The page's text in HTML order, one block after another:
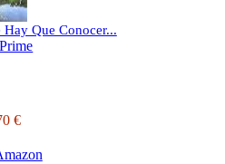
Hay Que Conocer...
€